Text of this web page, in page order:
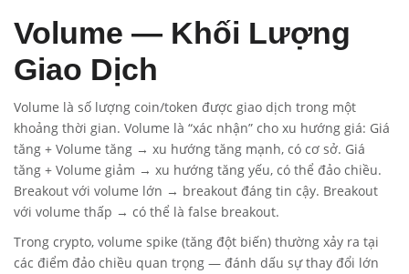
Volume — Khối Lượng
Giao Dịch
Volume là số lượng coin/token được giao dịch trong một
khoảng thời gian. Volume là “xác nhận” cho xu hướng giá: Giá
tăng + Volume tăng → xu hướng tăng mạnh, có cơ sở. Giá
tăng + Volume giảm → xu hướng tăng yếu, có thể đảo chiều.
Breakout với volume lớn → breakout đáng tin cậy. Breakout
với volume thấp → có thể là false breakout.
Trong crypto, volume spike (tăng đột biến) thường xảy ra tại
các điểm đảo chiều quan trọng — đánh dấu sự thay đổi lớn